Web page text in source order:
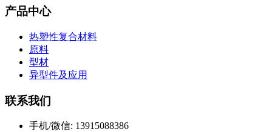
产品中心
热塑性复合材料
原料
型材
异型件及应用
联系我们
手机/微信: 13915088386